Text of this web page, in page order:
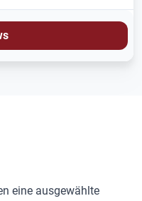
eine ausgewählte